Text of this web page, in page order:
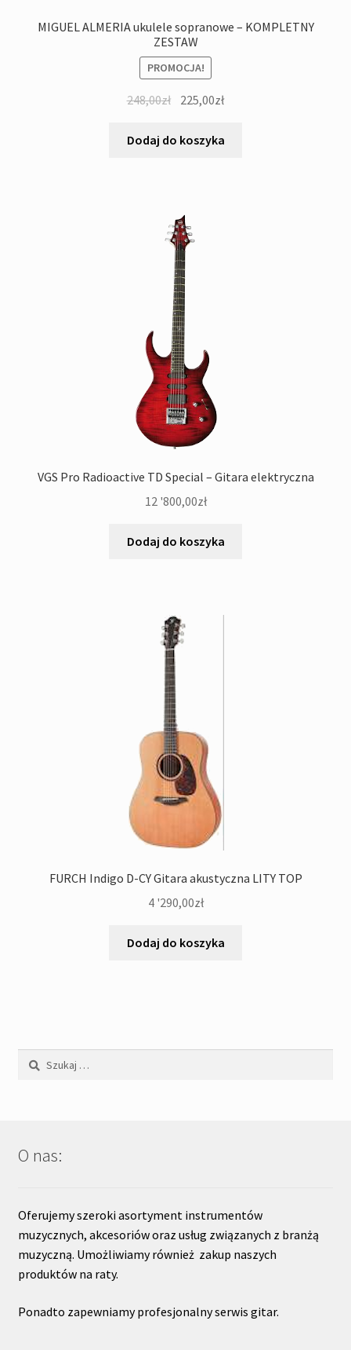
MIGUEL ALMERIA ukulele sopranowe – KOMPLETNY
ZESTAW
PROMOCJA!
248,00zł Pierwotna
wynosiła:
225,00złAktualna
wynosi:
Dodaj do koszyka
VGS Pro Radioactive TD Special – Gitara elektryczna
12 '800,00zł
Dodaj do koszyka
FURCH Indigo D-CY Gitara akustyczna LITY TOP
4 '290,00zł
Dodaj do koszyka
Szukaj:
O nas:
Oferujemy szeroki asortyment instrumentów
muzycznych, akcesoriów oraz usług związanych z branżą
muzyczną. Umożliwiamy również zakup naszych
produktów na raty.
Ponadto zapewniamy profesjonalny serwis gitar.